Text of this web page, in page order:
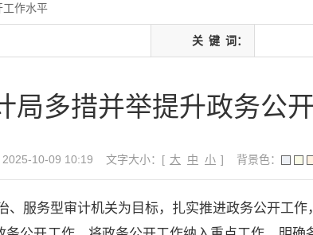
工作水平
关 键 词：
局多措并举提升政务公
2025-10-09 10:19 文字大小：[ 大 中 小 ] 背景色：
服务型审计机关为目标，扎实推进政务公开工作